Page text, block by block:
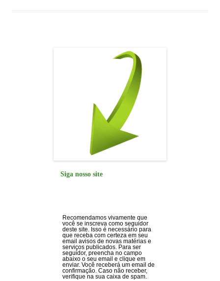
Siga nosso site
Recomendamos vivamente que
você se inscreva como seguidor
deste site. Isso é necessário para
que receba com certeza em seu
email avisos de novas matérias e
serviços publicados. Para ser
seguidor, preencha no campo
abaixo o seu email e clique em
enviar. Você receberá um email de
confirmação. Caso não receber,
verifique na sua caixa de spam.